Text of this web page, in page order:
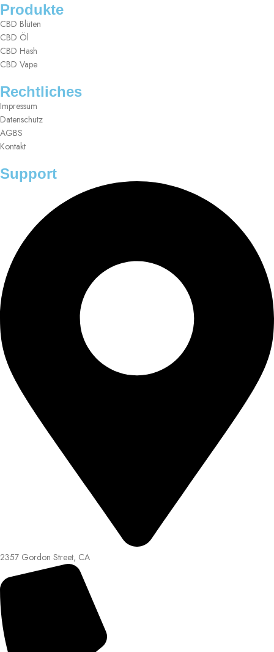
Produkte
CBD Blüten
CBD Öl
CBD Hash
CBD Vape
Rechtliches
Impressum
Datenschutz
AGBS
Kontakt
Support
2357 Gordon Street, CA